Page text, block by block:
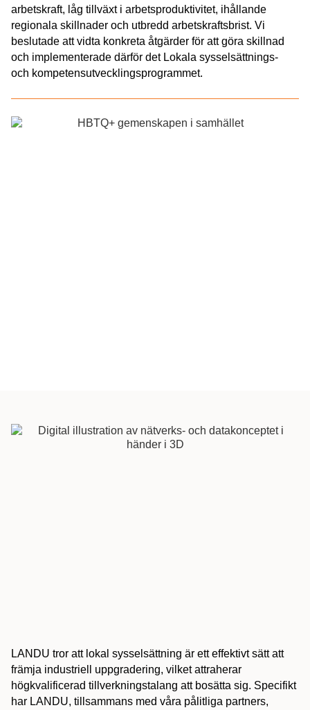
arbetskraft, låg tillväxt i arbetsproduktivitet, ihållande
regionala skillnader och utbredd arbetskraftsbrist. Vi
beslutade att vidta konkreta åtgärder för att göra skillnad
och implementerade därför det Lokala sysselsättnings-
och kompetensutvecklingsprogrammet.
LANDU tror att lokal sysselsättning är ett effektivt sätt att
främja industriell uppgradering, vilket attraherar
högkvalificerad tillverkningstalang att bosätta sig. Specifikt
har LANDU, tillsammans med våra pålitliga partners,